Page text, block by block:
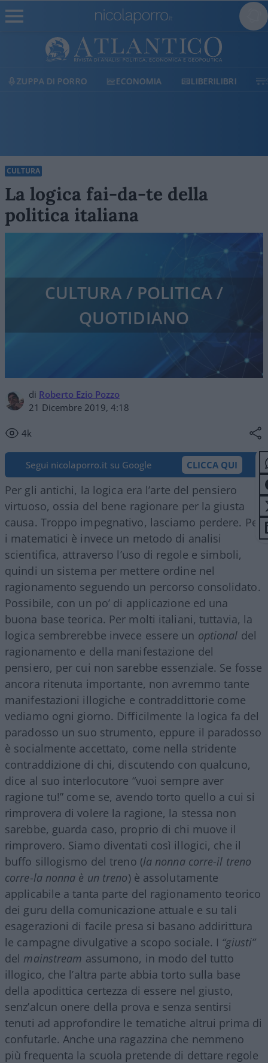
ECONOMIA LIBERILIBRI SHOP SOSTIENICI
CULTURA
La logica fai-da-te della
politica italiana
di Roberto Ezio Pozzo
21 Dicembre 2019, 4:18
4k
CULTURA / POLITICA /
QUOTIDIANO
Segui nicolaporro.it su Google CLICCA QUI
Per gli antichi, la logica era l’arte del pensiero
virtuoso, ossia del bene ragionare per la giusta
causa. Troppo impegnativo, lasciamo perdere. Per
i matematici è invece un metodo di analisi
scientifica, attraverso l’uso di regole e simboli,
quindi un sistema per mettere ordine nel
ragionamento seguendo un percorso consolidato.
Possibile, con un po’ di applicazione ed una
buona base teorica. Per molti italiani, tuttavia, la
logica sembrerebbe invece essere un optional del
ragionamento e della manifestazione del
pensiero, per cui non sarebbe essenziale. Se fosse
ancora ritenuta importante, non avremmo tante
manifestazioni illogiche e contraddittorie come
vediamo ogni giorno. Difficilmente la logica fa del
paradosso un suo strumento, eppure il paradosso
è socialmente accettato, come nella stridente
contraddizione di chi, discutendo con qualcuno,
dice al suo interlocutore “vuoi sempre aver
ragione tu!” come se, avendo torto quello a cui si
rimprovera di volere la ragione, la stessa non
sarebbe, guarda caso, proprio di chi muove il
rimprovero. Siamo diventati così illogici, che il
buffo sillogismo del treno (la nonna corre-il treno
corre-la nonna è un treno) è assolutamente
applicabile a tanta parte del ragionamento teorico
dei guru della comunicazione attuale e su tali
esagerazioni di facile presa si basano addirittura
le campagne divulgative a scopo sociale. I “giusti”
del mainstream assumono, in modo del tutto
illogico, che l’altra parte abbia torto sulla base
della apodittica certezza di essere nel giusto,
senz’alcun onere della prova e senza sentirsi
tenuti ad approfondire le tematiche altrui prima di
confutarle. Anche una ragazzina che nemmeno
più frequenta la scuola pretende di dettare regole